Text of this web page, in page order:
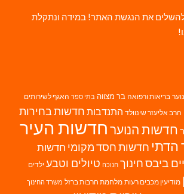
את הנגשת האתר! במידה ונתקלת
בריאות ורפואה בר מצווה בתי ספר האגף לשירותים
הרב אליעזר שינוולד התנדבות חדשות בחירות
חדשות הנוערחדשות העיר
הדתי חדשות חסד מקומי חדשות
ביבסחינוך חנוכה טיולים וטבע ילדים
מודיעין מכבים רעות מלחמת חרבות ברזל משרד החינוך